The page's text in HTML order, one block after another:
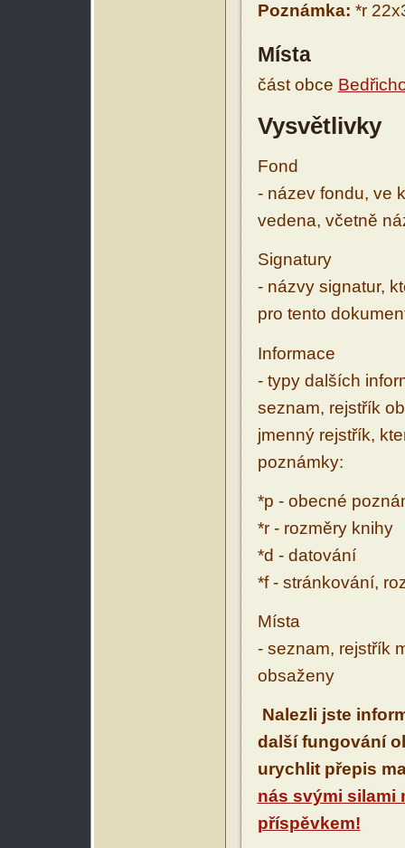
Poznámka: *r
Místa
část obce
Vysvětlivky
Fond
- název fondu, ve
vedena, včetně
Signatury
- názvy signatur,
pro tento
Informace
- typy dalších
seznam, rejstřík
jmenný rejstřík,
poznámky:
*p - obecné
*r - rozměry knihy
*d - datování
*f - stránkování,
Místa
- seznam, rejstřík
obsaženy
Nalezli jste
další fungování
urychlit přepis
nás svými silami
příspěvkem!